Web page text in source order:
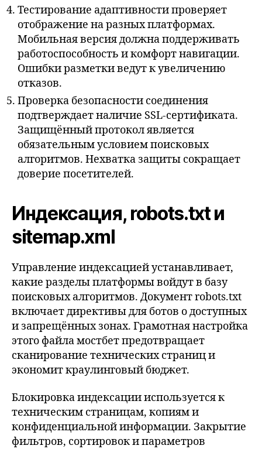
Тестирование адаптивности проверяет
отображение на разных платформах.
Мобильная версия должна поддерживать
работоспособность и комфорт навигации.
Ошибки разметки ведут к увеличению
отказов.
Проверка безопасности соединения
подтверждает наличие SSL-сертификата.
Защищённый протокол является
обязательным условием поисковых
алгоритмов. Нехватка защиты сокращает
доверие посетителей.
Индексация, robots.txt и
sitemap.xml
Управление индексацией устанавливает,
какие разделы платформы войдут в базу
поисковых алгоритмов. Документ robots.txt
включает директивы для ботов о доступных
и запрещённых зонах. Грамотная настройка
этого файла мостбет предотвращает
сканирование технических страниц и
экономит краулинговый бюджет.
Блокировка индексации используется к
техническим страницам, копиям и
конфиденциальной информации. Закрытие
фильтров, сортировок и параметров